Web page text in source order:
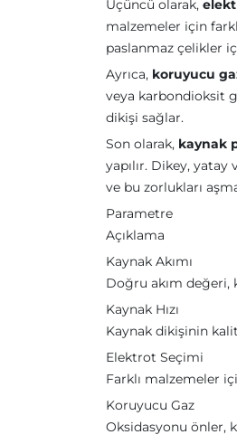
Üçüncü olarak,
malzemeler için
paslanmaz çelikler
Ayrıca, koruyucu
veya karbondioksit
dikişi sağlar.
Son olarak, kaynak
yapılır. Dikey,
ve bu zorlukları
Parametre
Açıklama
Kaynak Akımı
Doğru akım değeri,
Kaynak Hızı
Kaynak dikişinin
Elektrot Seçimi
Farklı malzemeler
Koruyucu Gaz
Oksidasyonu önler,